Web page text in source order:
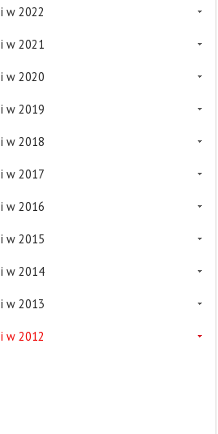
w 2022
w 2021
w 2020
w 2019
w 2018
w 2017
w 2016
w 2015
w 2014
w 2013
w 2012